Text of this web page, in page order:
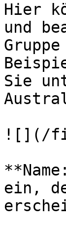
Hier
und
Sie
![](/
ein,